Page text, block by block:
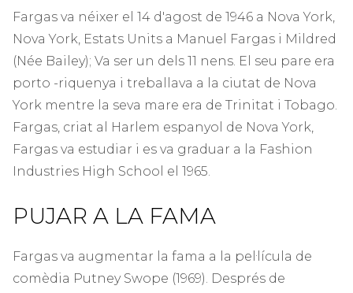
Fargas va néixer el 14 d'agost de 1946 a Nova York,
Nova York, Estats Units a Manuel Fargas i Mildred
(Née Bailey); Va ser un dels 11 nens. El seu pare era
porto -riquenya i treballava a la ciutat de Nova
York mentre la seva mare era de Trinitat i Tobago.
Fargas, criat al Harlem espanyol de Nova York,
Fargas va estudiar i es va graduar a la Fashion
Industries High School el 1965.
PUJAR A LA FAMA
Fargas va augmentar la fama a la pel·lícula de
comèdia Putney Swope (1969). Després de